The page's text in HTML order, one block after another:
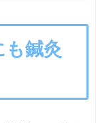
も鍼灸